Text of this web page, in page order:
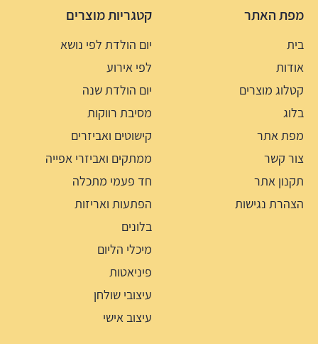
מפת האתר
בית
אודות
קטלוג מוצרים
בלוג
מפת אתר
צור קשר
תקנון אתר
הצהרת נגישות
קטגריות מוצרים
יום הולדת לפי נושא
לפי אירוע
יום הולדת שנה
מסיבת רווקות
קישוטים ואביזרים
ממתקים ואביזרי אפייה
חד פעמי מתכלה
הפתעות ואריזות
בלונים
מיכלי הליום
פיניאטות
עיצובי שולחן
עיצוב אישי